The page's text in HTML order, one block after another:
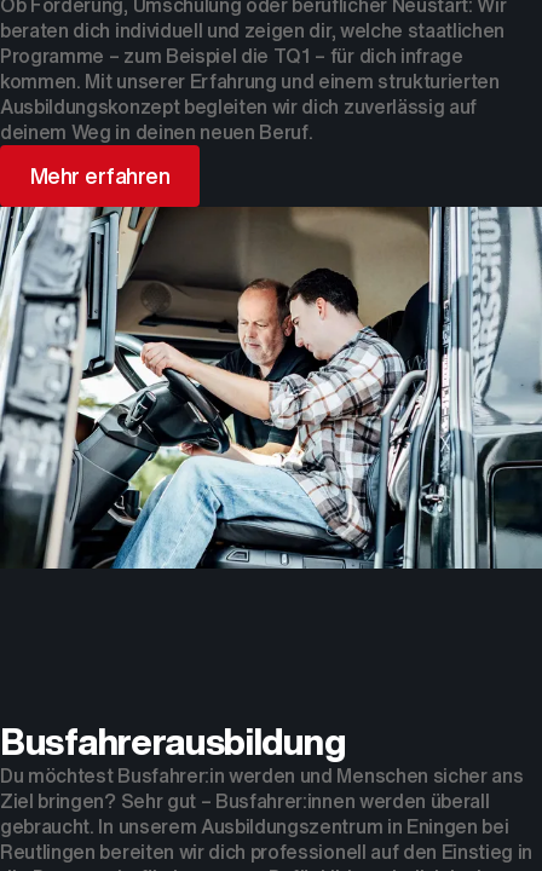
beraten dich individuell und zeigen dir, welche staatlichen
Programme – zum Beispiel die TQ1 – für dich infrage
kommen. Mit unserer Erfahrung und einem strukturierten
Ausbildungskonzept begleiten wir dich zuverlässig auf
deinem Weg in deinen neuen Beruf.
Mehr erfahren
Busfahrerausbildung
Du möchtest Busfahrer:in werden und Menschen sicher ans
Ziel bringen? Sehr gut – Busfahrer:innen werden überall
gebraucht. In unserem Ausbildungszentrum in Eningen bei
Reutlingen bereiten wir dich professionell auf den Einstieg in